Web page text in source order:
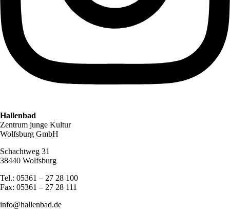
Hallenbad
Zentrum junge Kultur
Wolfsburg GmbH
Schachtweg 31
38440 Wolfsburg
Tel.: 05361 – 27 28 100
Fax: 05361 – 27 28 111
info@hallenbad.de